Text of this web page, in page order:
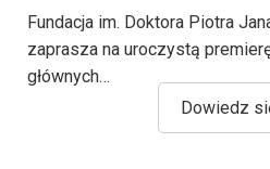
Fundacja im. Doktora Piotra
zaprasza na uroczystą
głównych…
Dowiedz